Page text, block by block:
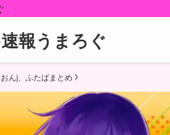
報うまろぐ
んj、ふたばまとめ